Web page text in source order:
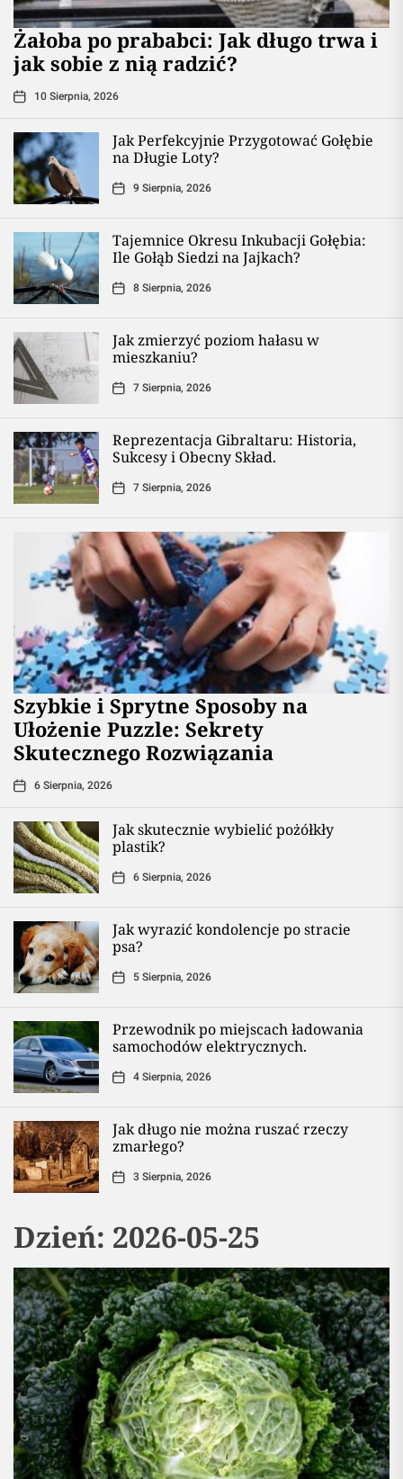
Żałoba po prababci: Jak długo trwa i
jak sobie z nią radzić?
10 Sierpnia, 2026
Jak Perfekcyjnie Przygotować Gołębie
na Długie Loty?
9 Sierpnia, 2026
Tajemnice Okresu Inkubacji Gołębia:
Ile Gołąb Siedzi na Jajkach?
8 Sierpnia, 2026
Jak zmierzyć poziom hałasu w
mieszkaniu?
7 Sierpnia, 2026
Reprezentacja Gibraltaru: Historia,
Sukcesy i Obecny Skład.
7 Sierpnia, 2026
Szybkie i Sprytne Sposoby na
Ułożenie Puzzle: Sekrety
Skutecznego Rozwiązania
6 Sierpnia, 2026
Jak skutecznie wybielić pożółkły
plastik?
6 Sierpnia, 2026
Jak wyrazić kondolencje po stracie
psa?
5 Sierpnia, 2026
Przewodnik po miejscach ładowania
samochodów elektrycznych.
4 Sierpnia, 2026
Jak długo nie można ruszać rzeczy
zmarłego?
3 Sierpnia, 2026
Dzień: 2026-05-25